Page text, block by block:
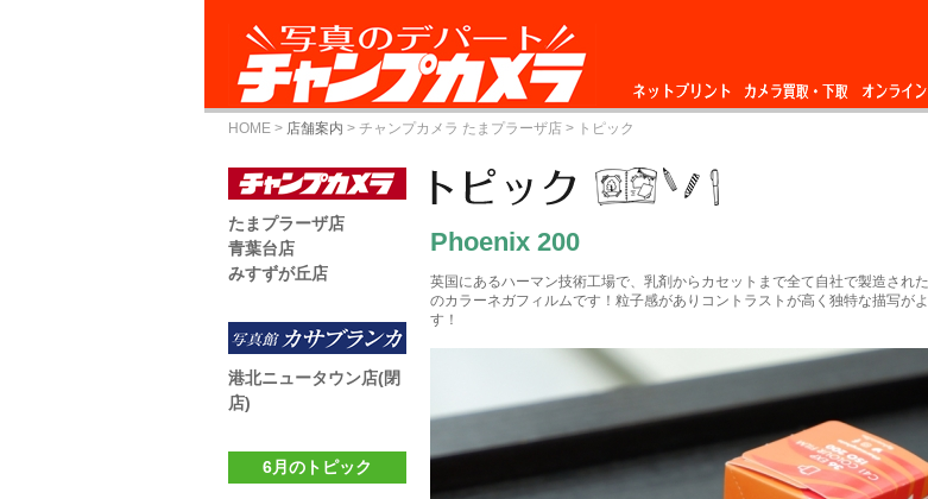
ネットプリント
カメラ買取・下
オンライン
HOME > 店舗案内 > チャンプカメラ たまプラーザ店 > トピック
Phoenix 200
英国にあるハーマン技術工場で、乳剤からカセットまで全て自社で製造され
のカラーネガフィルムです！粒子感がありコントラストが高く独特な描写が
す！
たまプラーザ店
青葉台店
みすずが丘店
港北ニュータウン店(閉
店)
6月のトピック